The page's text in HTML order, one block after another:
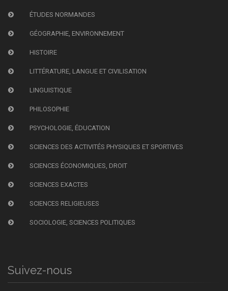
ÉTUDES NORMANDES
GÉOGRAPHIE, ENVIRONNEMENT
HISTOIRE
LITTÉRATURE, LANGUE ET CIVILISATION
LINGUISTIQUE
PHILOSOPHIE
PSYCHOLOGIE, ÉDUCATION
SCIENCES DES ACTIVITÉS PHYSIQUES ET SPORTIVES
SCIENCES ÉCONOMIQUES, DROIT
SCIENCES EXACTES
SCIENCES RELIGIEUSES
SOCIOLOGIE, SCIENCES POLITIQUES
Suivez-nous